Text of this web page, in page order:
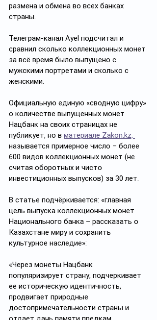
размена и обмена во всех банках
страны.
Телеграм-канал Ayel подсчитал и
сравнил сколько коллекционных монет
за всё время было выпущено с
мужскими портретами и сколько с
женскими.
Официальную единую «сводную цифру»
о количестве выпущенных монет
Нацбанк на своих страницах не
публикует, но в материале Zakon.kz,
называется примерное число – более
600 видов коллекционных монет (не
считая оборотных и чисто
инвестиционных выпусков) за 30 лет.
В статье подчёркивается: «главная
цель выпуска коллекционных монет
Национального банка – рассказать о
Казахстане миру и сохранить
культурное наследие»:
«Через монеты Нацбанк
популяризирует страну, подчеркивает
ее историческую идентичность,
продвигает природные
достопримечательности страны и